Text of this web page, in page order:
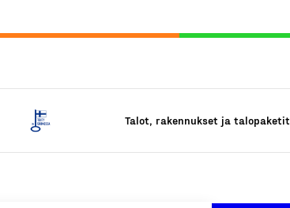
Talot, rakennukset ja talopaketit